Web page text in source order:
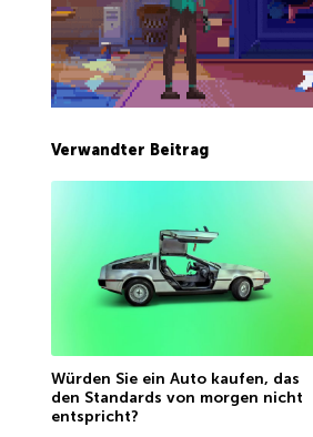
Verwandter Beitrag
Würden Sie ein Auto kaufen, das
den Standards von morgen nicht
entspricht?